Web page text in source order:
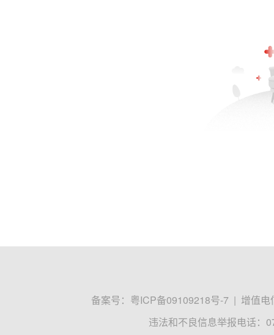
备案号： 粤ICP备09109218号-7 | 增值电
违法和不良信息举报电话：